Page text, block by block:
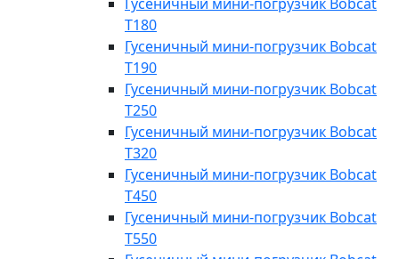
T180
Гусеничный мини-погрузчик Bobcat
T190
Гусеничный мини-погрузчик Bobcat
T250
Гусеничный мини-погрузчик Bobcat
T320
Гусеничный мини-погрузчик Bobcat
T450
Гусеничный мини-погрузчик Bobcat
T550